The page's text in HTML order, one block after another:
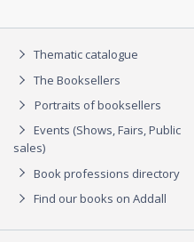
Thematic catalogue
The Booksellers
Portraits of booksellers
Events (Shows, Fairs, Public
sales)
Book professions directory
Find our books on Addall